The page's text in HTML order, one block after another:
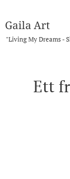
Gaila Art
"Living My Dreams -
Ett